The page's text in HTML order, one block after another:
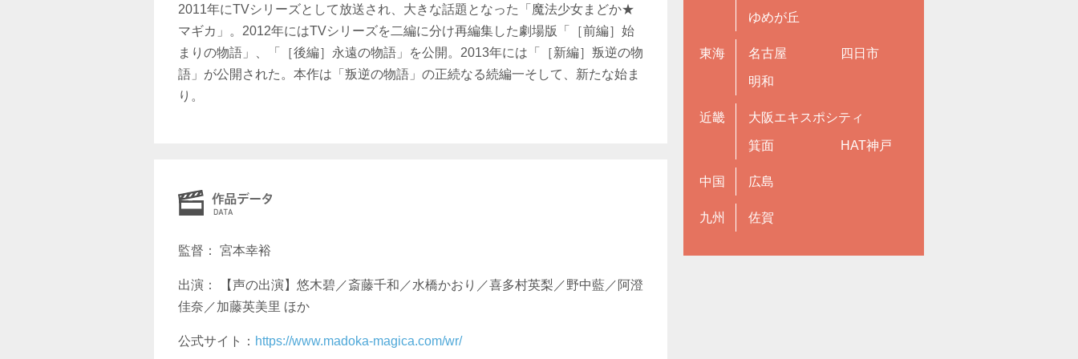
2011年にTVシリーズとして放送され、大きな話題となった「魔法少女まどか★
マギカ」。2012年にはTVシリーズを二編に分け再編集した劇場版「［前編］始
まりの物語」、「［後編］永遠の物語」を公開。2013年には「［新編］叛逆の物
語」が公開された。本作は「叛逆の物語」の正続なる続編一そして、新たな始ま
り。
監督： 宮本幸裕
出演： 【声の出演】悠木碧／斎藤千和／水橋かおり／喜多村英梨／野中藍／阿澄
佳奈／加藤英美里 ほか
公式サイト： https://www.madoka-magica.com/wr/
ゆめが丘
東海 名古屋 四日市
明和
近畿 大阪エキスポシティ
箕面 HAT神戸
中国 広島
九州 佐賀